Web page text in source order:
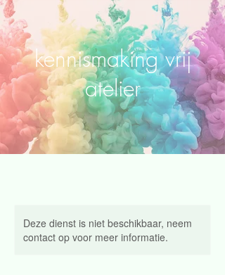
kennismaking vrij
atelier
Deze dienst is niet beschikbaar, neem
contact op voor meer informatie.